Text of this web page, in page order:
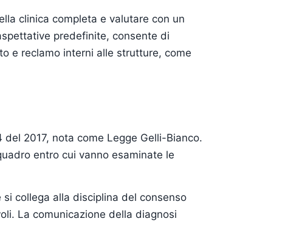
clinica completa e valutare con un
predefinite, consente di
e reclamo interni alle strutture, come
2017, nota come Legge Gelli-Bianco.
entro cui vanno esaminate le
collega alla disciplina del consenso
La comunicazione della diagnosi